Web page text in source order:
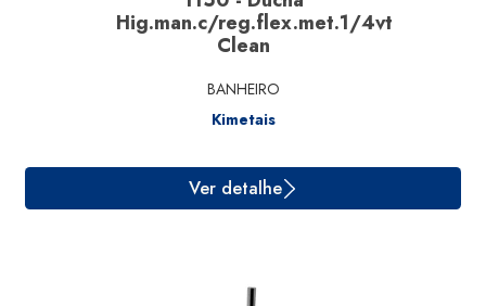
Ver detalhe
Hig.man.c/reg.flex.met.1/4vt
Clean
BANHEIRO
Kimetais